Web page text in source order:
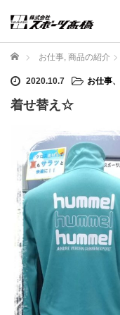
ホーム お仕事, 商品の紹介
2020.10.7 お仕事、
着せ替え☆